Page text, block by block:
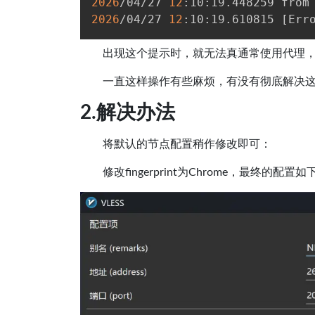
2026/04/27 12 :10:19.610815 [
出现这个提示时，就无法真通常使用代理
一直这样操作有些麻烦，有没有彻底解决
2.解决办法
将默认的节点配置稍作修改即可：
修改fingerprint为Chrome，最终的配置如